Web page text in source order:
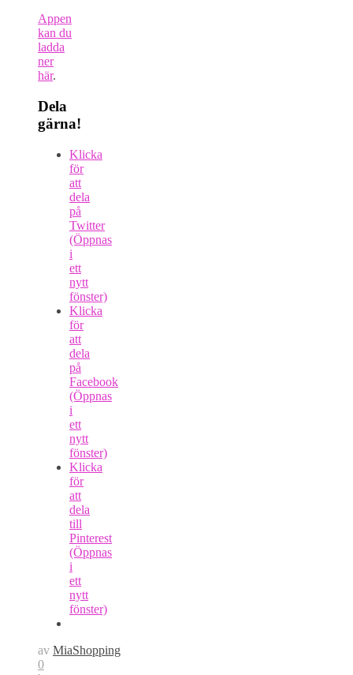
Appen
kan du
ladda
ner
här.
Dela
gärna!
Klicka
för
att
dela
på
Twitter
(Öppnas
i
ett
nytt
fönster)
Klicka
för
att
dela
på
Facebook
(Öppnas
i
ett
nytt
fönster)
Klicka
för
att
dela
till
Pinterest
(Öppnas
i
ett
nytt
fönster)
av MiaShopping
0